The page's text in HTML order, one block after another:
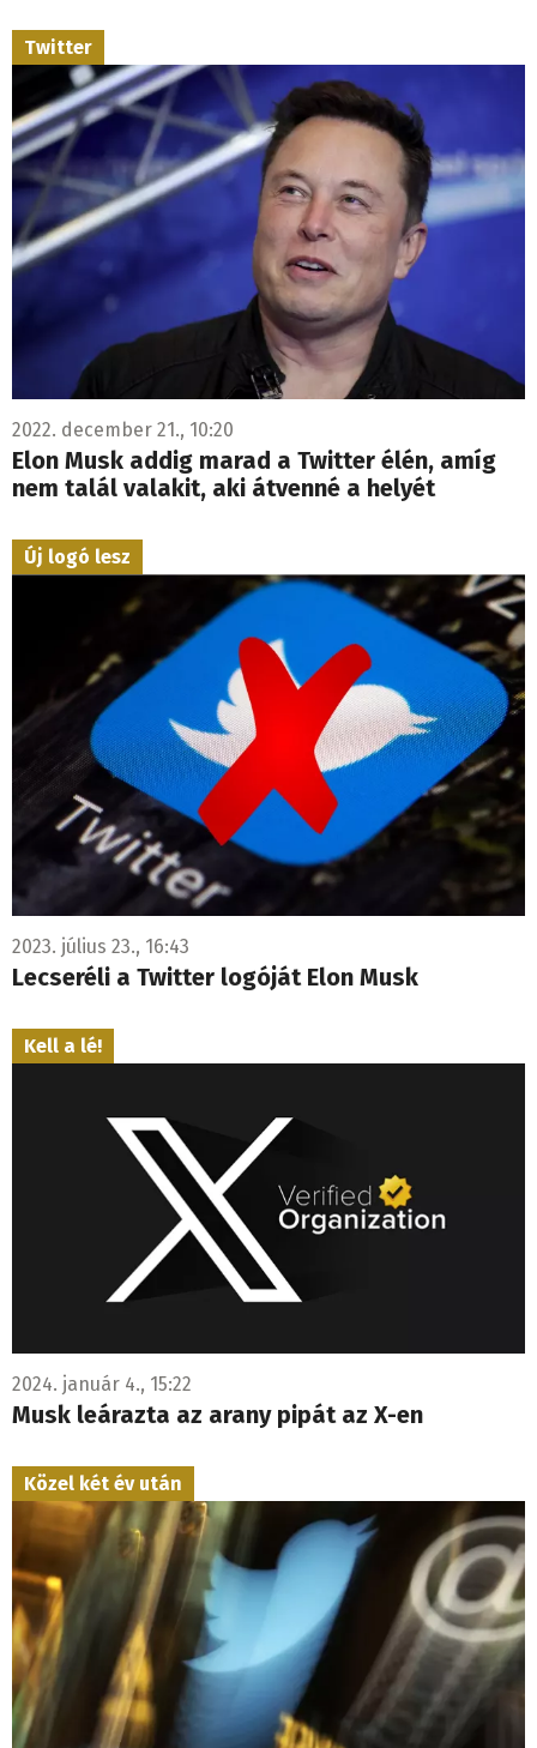
Twitter
2022. december 21., 10:20
Elon Musk addig marad a Twitter élén, amíg
nem talál valakit, aki átvenné a helyét
Új logó lesz
2023. július 23., 16:43
Lecseréli a Twitter logóját Elon Musk
Kell a lé!
2024. január 4., 15:22
Musk leárazta az arany pipát az X-en
Közel két év után